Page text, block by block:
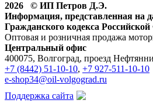
2026 © ИП Петров Д.Э.
Информация, представленная на
Гражданского кодекса
Оптовая и розничная продажа
Центральный офис
400075, Волгоград, проезд
+7 (8442) 51-10-10, +7 927-511-10-10
e-shop34@oil-volgograd.ru
Поддержка сайта